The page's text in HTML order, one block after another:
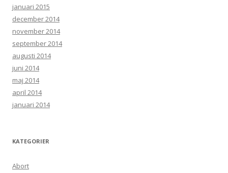
januari 2015
december 2014
november 2014
september 2014
augusti 2014
juni 2014
maj 2014
april 2014
januari 2014
KATEGORIER
Abort